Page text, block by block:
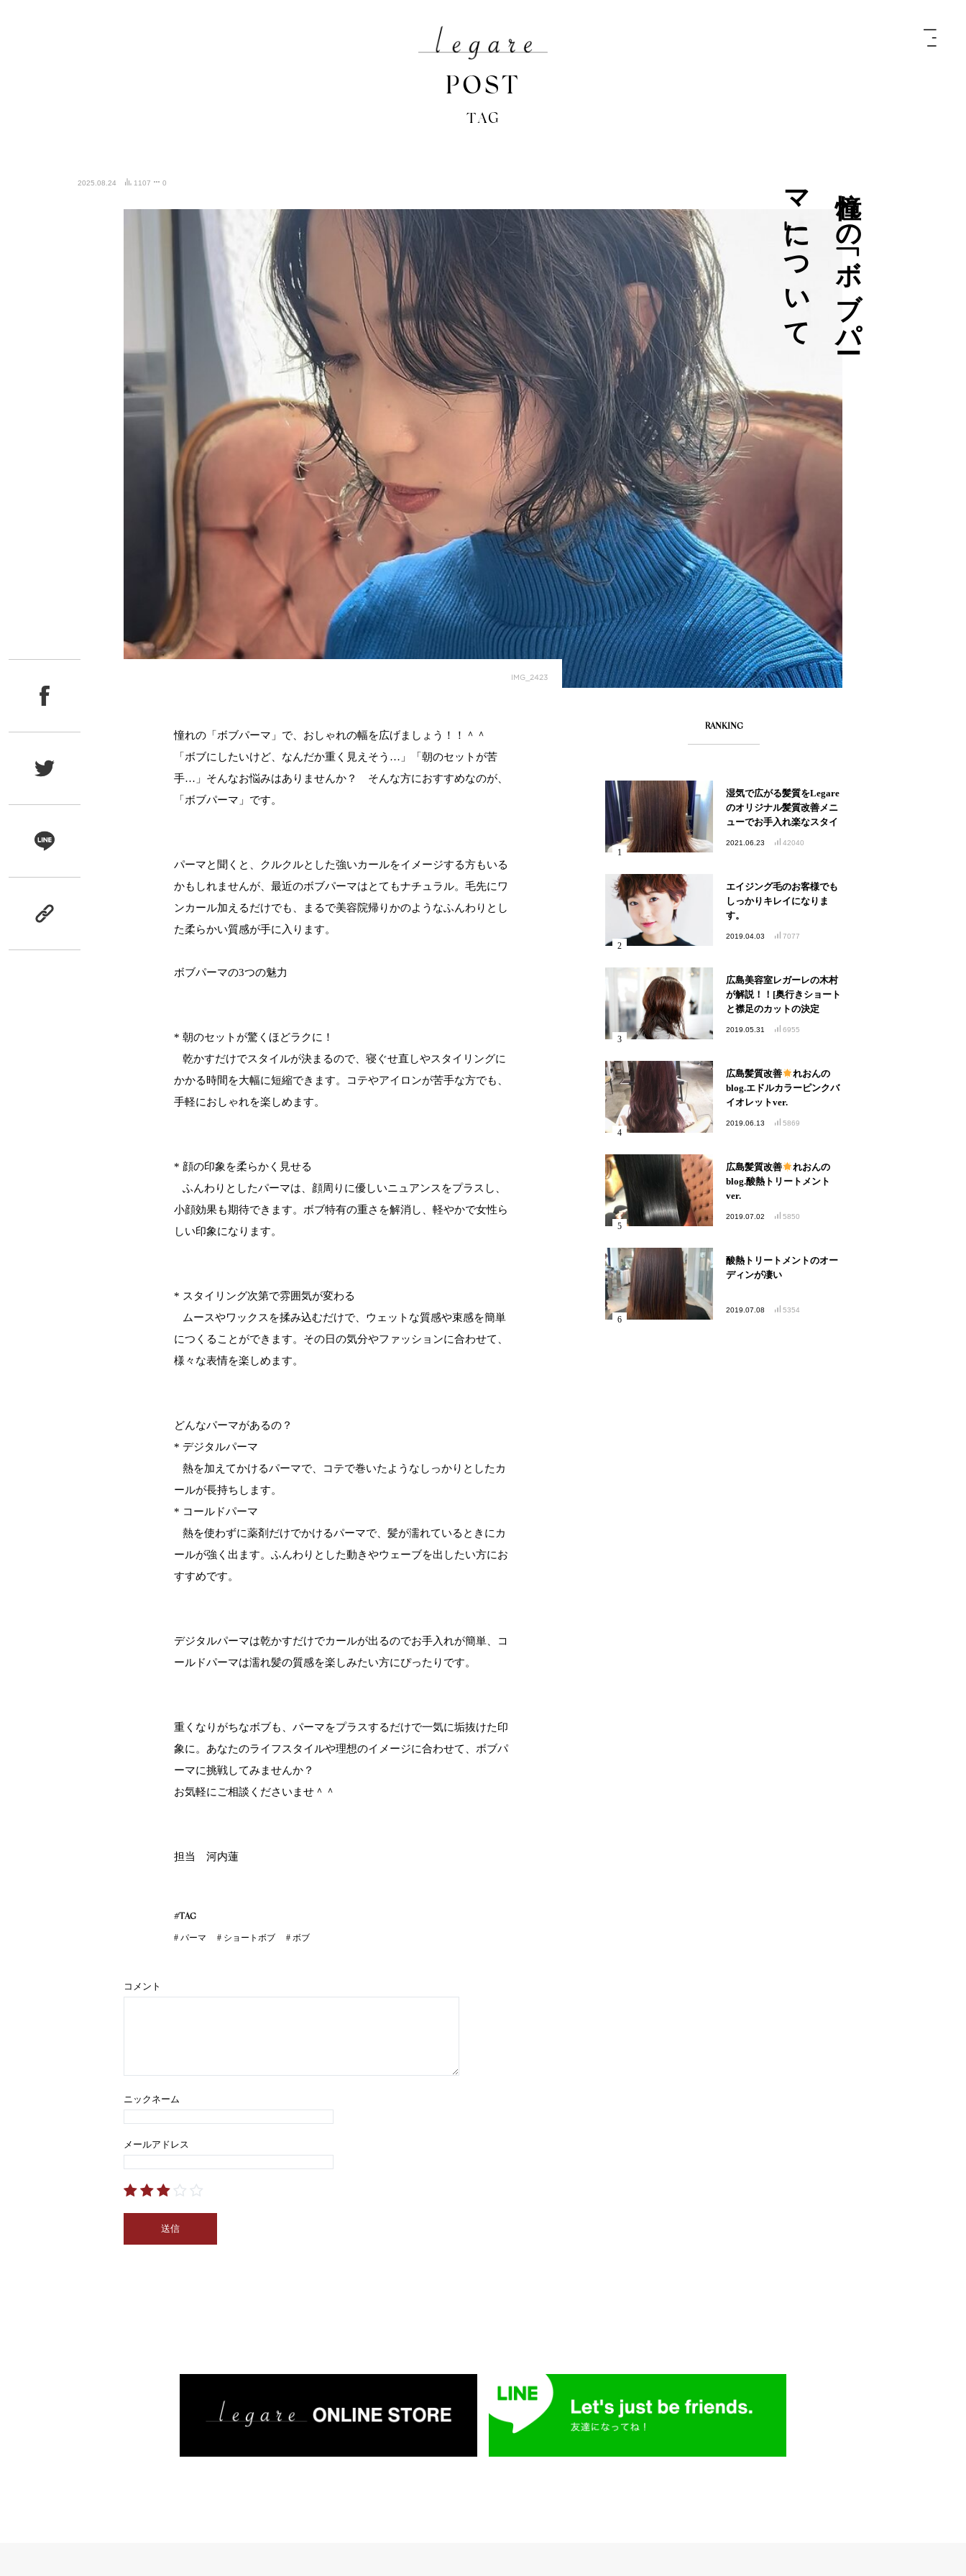
POST
TAG
2025.08.24 1107 0 憧
れ
の
「
ボ
ブ
パ
ー
マ
」
に
つ
い
て
IMG_2423
憧れの「ボブパーマ」で、おしゃれの幅を広げましょう！！＾＾
「ボブにしたいけど、なんだか重く見えそう…」「朝のセットが苦
手…」そんなお悩みはありませんか？ そんな方におすすめなのが、
「ボブパーマ」です。
パーマと聞くと、クルクルとした強いカールをイメージする方もいる
かもしれませんが、最近のボブパーマはとてもナチュラル。毛先にワ
ンカール加えるだけでも、まるで美容院帰りかのようなふんわりとし
た柔らかい質感が手に入ります。
ボブパーマの3つの魅力
* 朝のセットが驚くほどラクに！
乾かすだけでスタイルが決まるので、寝ぐせ直しやスタイリングに
かかる時間を大幅に短縮できます。コテやアイロンが苦手な方でも、
手軽におしゃれを楽しめます。
* 顔の印象を柔らかく見せる
ふんわりとしたパーマは、顔周りに優しいニュアンスをプラスし、
小顔効果も期待できます。ボブ特有の重さを解消し、軽やかで女性ら
しい印象になります。
* スタイリング次第で雰囲気が変わる
ムースやワックスを揉み込むだけで、ウェットな質感や束感を簡単
につくることができます。その日の気分やファッションに合わせて、
様々な表情を楽しめます。
どんなパーマがあるの？
* デジタルパーマ
熱を加えてかけるパーマで、コテで巻いたようなしっかりとしたカ
ールが長持ちします。
* コールドパーマ
熱を使わずに薬剤だけでかけるパーマで、髪が濡れているときにカ
ールが強く出ます。ふんわりとした動きやウェーブを出したい方にお
すすめです。
デジタルパーマは乾かすだけでカールが出るのでお手入れが簡単、コ
ールドパーマは濡れ髪の質感を楽しみたい方にぴったりです。
重くなりがちなボブも、パーマをプラスするだけで一気に垢抜けた印
象に。あなたのライフスタイルや理想のイメージに合わせて、ボブパ
ーマに挑戦してみませんか？
お気軽にご相談くださいませ＾＾
担当 河内蓮
#TAG
# パーマ # ショートボブ # ボブ
コメント
ニックネーム
メールアドレス
RANKING
湿気で広がる髪質をLegare
のオリジナル髪質改善メニ
ューでお手入れ楽なスタイ
2021.06.23 42040
エイジング毛のお客様でも
しっかりキレイになりま
す。
2019.04.03 7077
広島美容室レガーレの木村
が解説！！[奥行きショート
と襟足のカットの決定
2019.05.31 6955
広島髪質改善
れおんの
blog.エドルカラーピンクバ
イオレットver.
2019.06.13 5869
広島髪質改善
れおんの
blog.酸熱トリートメント
ver.
2019.07.02 5850
酸熱トリートメントのオー
ディンが凄い
2019.07.08 5354